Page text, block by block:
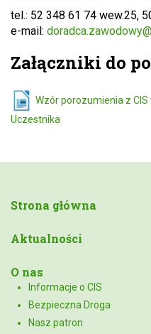
tel.: 52 348 61 74 wew.25,
e-mail:
Załączniki do
Wzór porozumienia z
Uczestnika
Strona główna
Aktualności
O nas
Informacje o CIS
Bezpieczna Droga
Nasz patron